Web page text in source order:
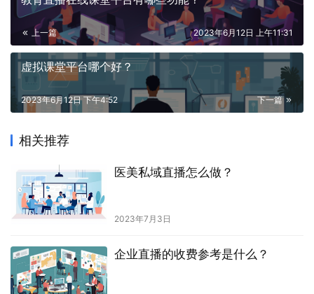
上一篇 2023年6月12日 上午11:31
虚拟课堂平台哪个好？
下一篇
2023年6月12日 下午4:52
相关推荐
医美私域直播怎么做？
2023年7月3日
企业直播的收费参考是什么？